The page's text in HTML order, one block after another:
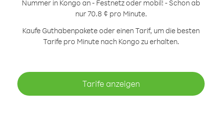
Nummer in Kongo an - Festnetz oder mobil! - Schon ab
nur 70.8 ¢ pro Minute.
Kaufe Guthabenpakete oder einen Tarif, um die besten
Tarife pro Minute nach Kongo zu erhalten.
Tarife anzeigen